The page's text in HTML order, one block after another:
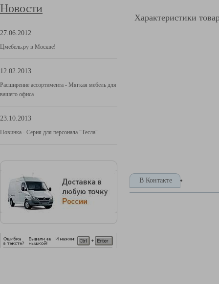
Новости
27.06.2012
Цмебель.ру в Москве!
12.02.2013
Расширение ассортимента - Мягкая мебель для
вашего офиса
23.10.2013
Новинка - Серия для персонала "Тесла"
Характеристики
В Контакте